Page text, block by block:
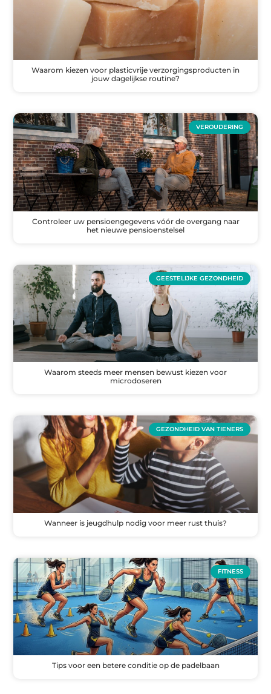
Waarom kiezen voor plasticvrije verzorgingsproducten in
jouw dagelijkse routine?
VEROUDERING
Controleer uw pensioengegevens vóór de overgang naar
het nieuwe pensioenstelsel
GEESTELIJKE GEZONDHEID
Waarom steeds meer mensen bewust kiezen voor
microdoseren
GEZONDHEID VAN TIENERS
Wanneer is jeugdhulp nodig voor meer rust thuis?
FITNESS
Tips voor een betere conditie op de padelbaan